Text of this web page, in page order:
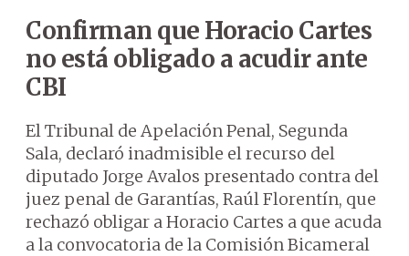
Confirman que Horacio Cartes
no está obligado a acudir ante
CBI
El Tribunal de Apelación Penal, Segunda
Sala, declaró inadmisible el recurso del
diputado Jorge Avalos presentado contra del
juez penal de Garantías, Raúl Florentín, que
rechazó obligar a Horacio Cartes a que acuda
a la convocatoria de la Comisión Bicameral